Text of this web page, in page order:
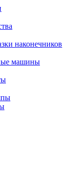
наконечников
машины